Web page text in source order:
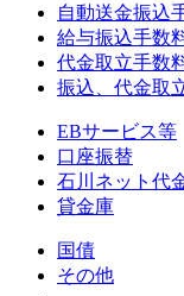
自動送金振込
給与振込手数
代金取立手数
振込、代金取
EBサービス等
口座振替
石川ネット代
貸金庫
国債
その他